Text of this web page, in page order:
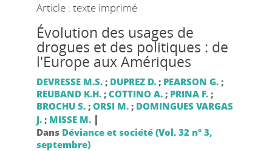
Article : texte imprimé
Évolution des usages de
drogues et des politiques : de
l'Europe aux Amériques
DEVRESSE M.S.; DUPREZ D.; PEARSON G.;
REUBAND K.H.; COTTINO A.; PRINA F.;
BROCHU S.; ORSI M.; DOMINGUES VARGAS
J.; MISSE M. |
Dans Déviance et société (Vol. 32 n° 3,
septembre)